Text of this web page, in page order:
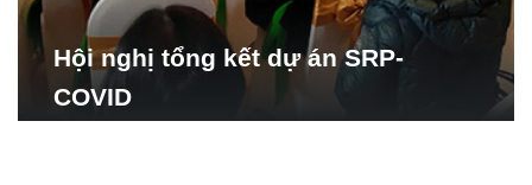
Hội nghị tổng kết dự án SRP-
COVID